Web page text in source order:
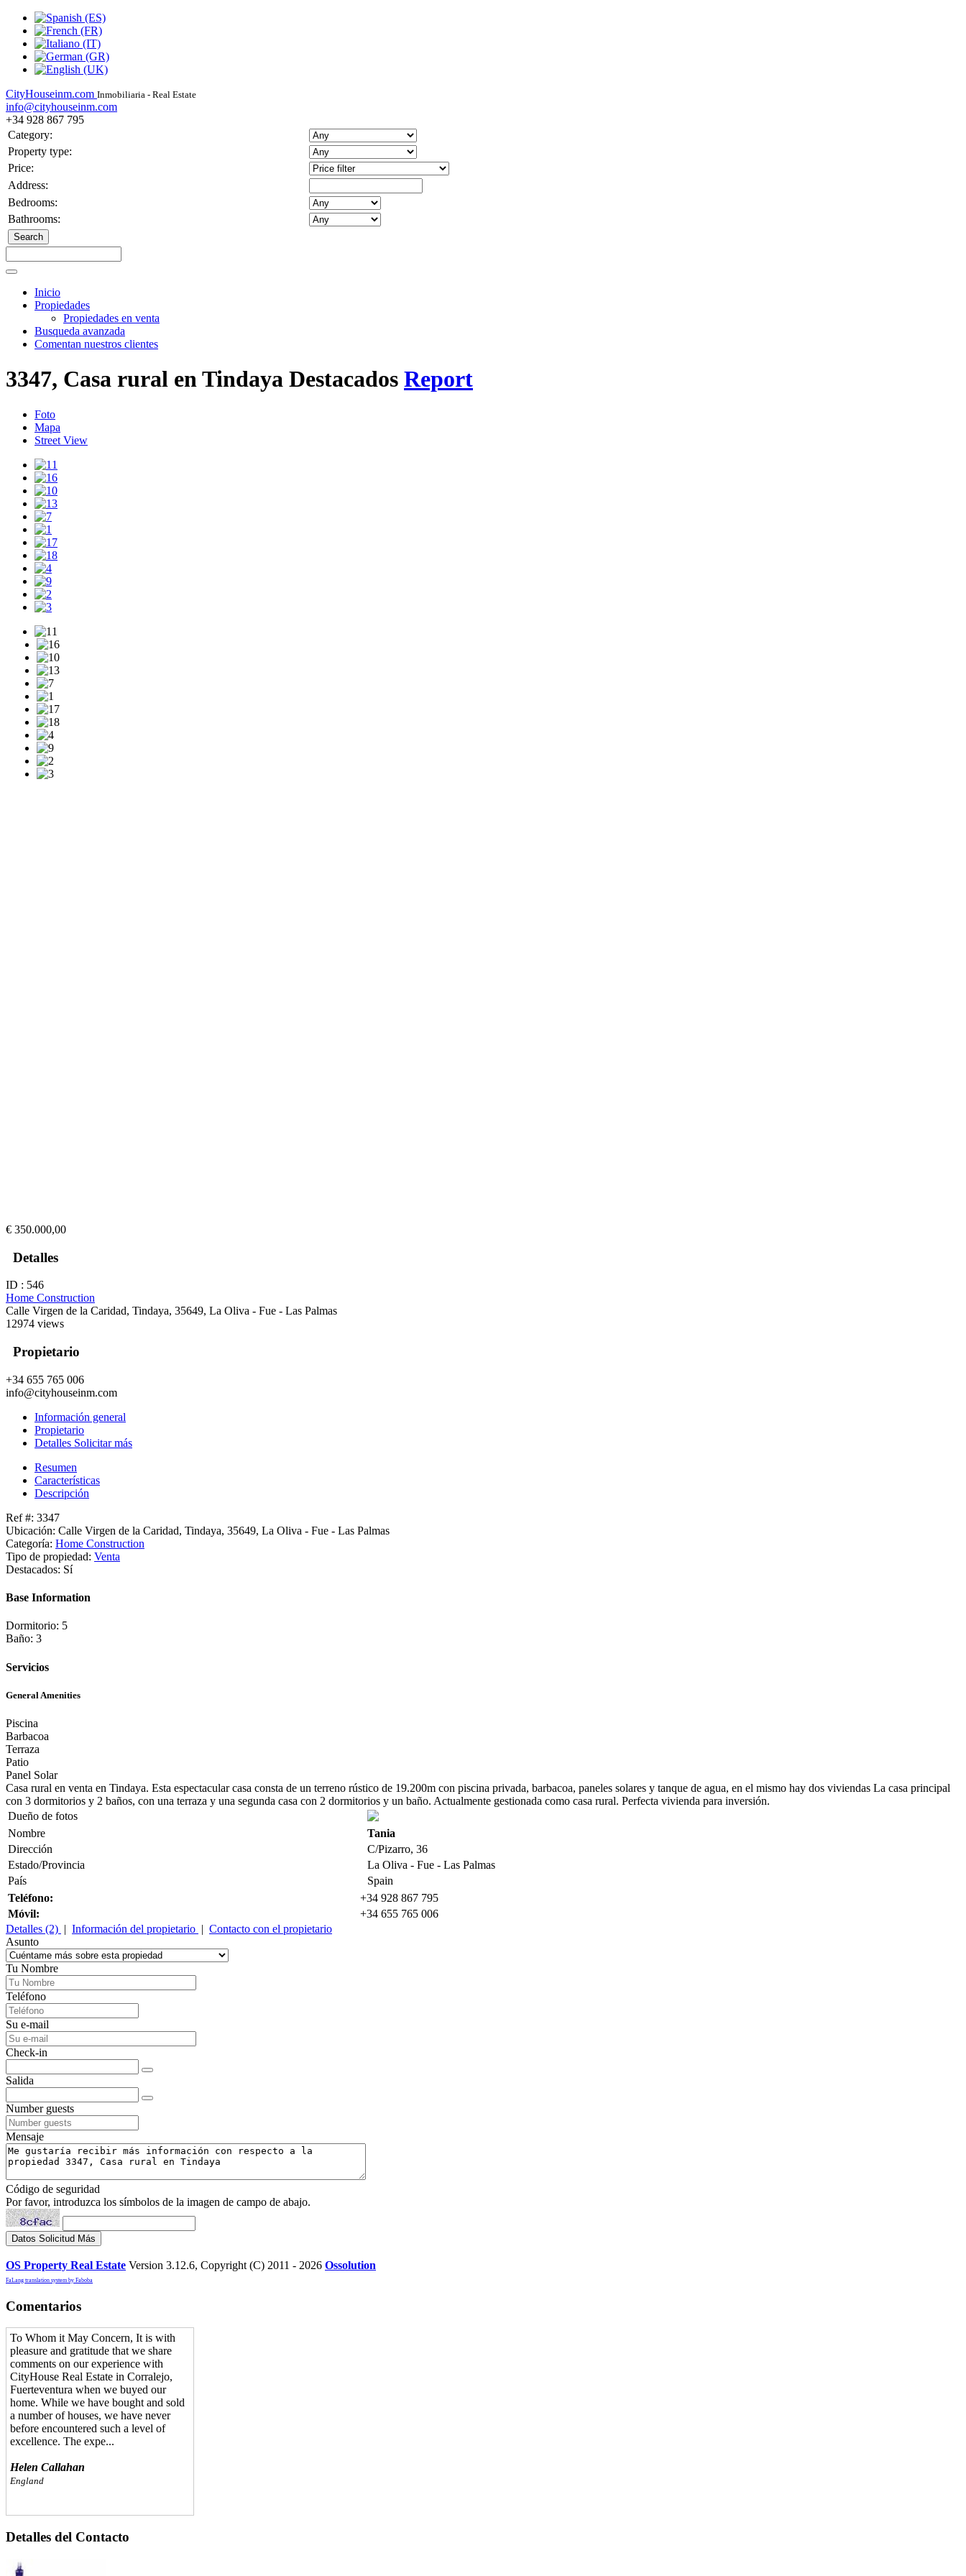
CityHouseinm.com Inmobiliaria - Real Estate
info@cityhouseinm.com
+34 928 867 795
Category:
Property type:
Price:
Address:
Bedrooms:
Bathrooms:
Inicio
Propiedades
Propiedades en venta
Busqueda avanzada
Comentan nuestros clientes
3347, Casa rural en Tindaya Destacados Report
Foto
Mapa
Street View
€ 350.000,00
Detalles
ID : 546
Home Construction
Calle Virgen de la Caridad, Tindaya, 35649, La Oliva - Fue - Las Palmas
12974 views
Propietario
+34 655 765 006
info@cityhouseinm.com
Información general
Propietario
Detalles Solicitar más
Resumen
Características
Descripción
Ref #: 3347
Ubicación: Calle Virgen de la Caridad, Tindaya, 35649, La Oliva - Fue - Las Palmas
Categoría: Home Construction
Tipo de propiedad: Venta
Destacados: Sí
Base Information
Dormitorio: 5
Baño: 3
Servicios
General Amenities
Piscina
Barbacoa
Terraza
Patio
Panel Solar
Casa rural en venta en Tindaya. Esta espectacular casa consta de un terreno rústico de 19.200m con piscina privada, barbacoa, paneles solares y tanque de agua, en el mismo hay dos viviendas La casa principal
con 3 dormitorios y 2 baños, con una terraza y una segunda casa con 2 dormitorios y un baño. Actualmente gestionada como casa rural. Perfecta vivienda para inversión.
Dueño de fotos
Nombre
Tania
Dirección
C/Pizarro, 36
Estado/Provincia
La Oliva - Fue - Las Palmas
País
Spain
Teléfono:
+34 928 867 795
Móvil:
+34 655 765 006
Detalles (2) | Información del propietario | Contacto con el propietario
Asunto
Tu Nombre
Teléfono
Su e-mail
Check-in
Salida
Number guests
Mensaje
Código de seguridad
Por favor, introduzca los símbolos de la imagen de campo de abajo.
OS Property Real Estate Version 3.12.6, Copyright (C) 2011 - 2026 Ossolution
FaLang translation system by Faboba
Comentarios
To Whom it May Concern, It is with
pleasure and gratitude that we share
comments on our experience with
CityHouse Real Estate in Corralejo,
Fuerteventura when we buyed our
home. While we have bought and sold
a number of houses, we have never
before encountered such a level of
excellence. The expe...
Helen Callahan
England
Estate in Corralejo Fuerteventua for
buy my new home and the selling of
Detalles del Contacto